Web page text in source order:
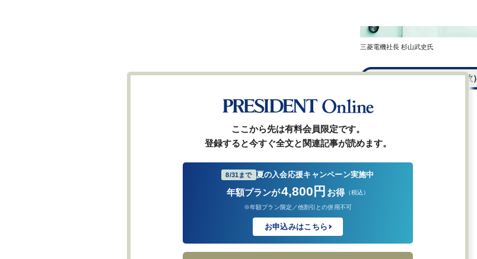
三菱電機社長 杉山武史氏
全ての画像を見る（2枚）
ここから先は有料会員限定です。
登録すると今すぐ全文と関連記事が読めます。
8/31まで 夏の入会応援キャンペーン実施中
年額プランが4,800円 お得 （税込）
※年額プラン限定／他割引との併用不可
お申込みはこちら